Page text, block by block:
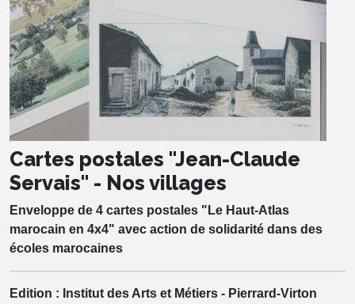
Cartes postales "Jean-Claude
Servais" - Nos villages
Enveloppe de 4 cartes postales "Le Haut-Atlas
marocain en 4x4" avec action de solidarité dans des
écoles marocaines
Edition : Institut des Arts et Métiers - Pierrard-Virton